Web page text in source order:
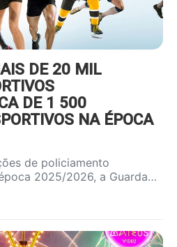
DE 20 MIL
DE 1 500
NA ÉPOCA
de policiamento
2025/2026, a Guarda…
wp-